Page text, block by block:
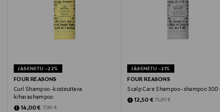
JÄSENETU –22%
FOUR REASONS
Curl Shampoo -kosteuttava
kiharashampoo
Discounted Price
14,00 € Original Price
17,90 €
JÄSENETU –21%
FOUR REASONS
Scalp Care Shampoo -shampoo 300
Discounted Price
12,50 € Original Price
15,90 €